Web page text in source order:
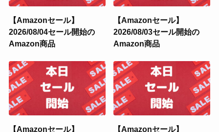
【Amazonセール】
2026/08/04セール開始の
Amazon商品
【Amazonセール】
2026/08/03セール開始の
Amazon商品
【Amazonセール】 【Amazonセール】